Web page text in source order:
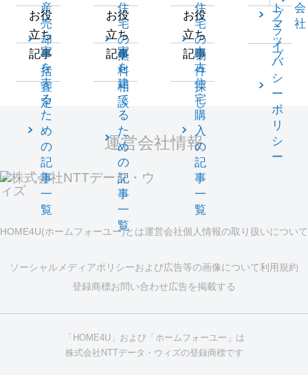
産
売
却
一
括
査
定
お役
立ち
記事
家
を
売
る
た
め
の
記
事
一
覧
住
宅
の
無
料
相
談
お役
立ち
記事
家
を
建
て
る
た
め
の
記
事
一
覧
住
宅
の
物
件
探
し
お役
立ち
記事
中
古
住
宅
購
入
の
記
事
一
覧
ト
マ
ッ
プ
会
社
プ
ラ
イ
バ
シ
ー
ポ
リ
シ
ー
運営会社情報
HOME4U(ホームフォーユー)とは運営会社個人情報の取り扱いについて
ソーシャルメディアポリシーおよび広告等の画像について利用規約
登録商標お問い合わせ広告を掲載する
「HOME4U」および「ホームフォーユー」は
株式会社NTTデータ・ウィズの登録商標です